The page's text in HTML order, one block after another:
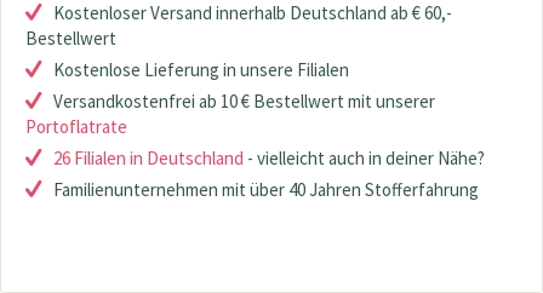
Kostenloser Versand innerhalb Deutschland ab € 60,-
Bestellwert
Kostenlose Lieferung in unsere Filialen
Versandkostenfrei ab 10 € Bestellwert mit unserer
Portoflatrate
26 Filialen in Deutschland - vielleicht auch in deiner Nähe?
Familienunternehmen mit über 40 Jahren Stofferfahrung